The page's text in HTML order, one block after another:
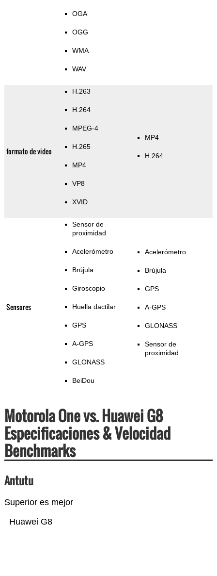
OGA
OGG
WMA
WAV
formato de video
H.263
H.264
MPEG-4
H.265
MP4
VP8
XVID
MP4
H.264
Sensores
Sensor de
proximidad
Acelerómetro
Brújula
Giroscopio
Huella dactilar
GPS
A-GPS
GLONASS
BeiDou
Acelerómetro
Brújula
GPS
A-GPS
GLONASS
Sensor de
proximidad
Motorola One vs. Huawei G8
Especificaciones & Velocidad
Benchmarks
Antutu
Superior es mejor
Huawei G8